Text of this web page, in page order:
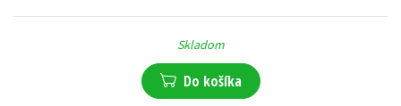
Skladom
Do košíka